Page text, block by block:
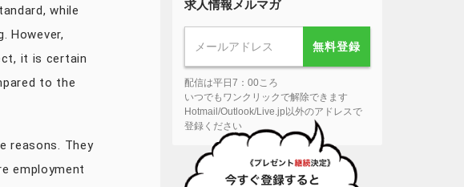
while
However,
it is certain
to the
reasons. They
employment
求人情報メルマガ
無料登録
配信は平日7：00ころ
いつでもワンクリックで解除できます
Hotmail/Outlook/Live.jp以外のアドレスで
登録ください